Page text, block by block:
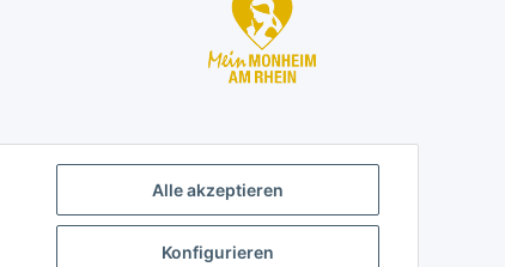
Alle akzeptieren
Konfigurieren